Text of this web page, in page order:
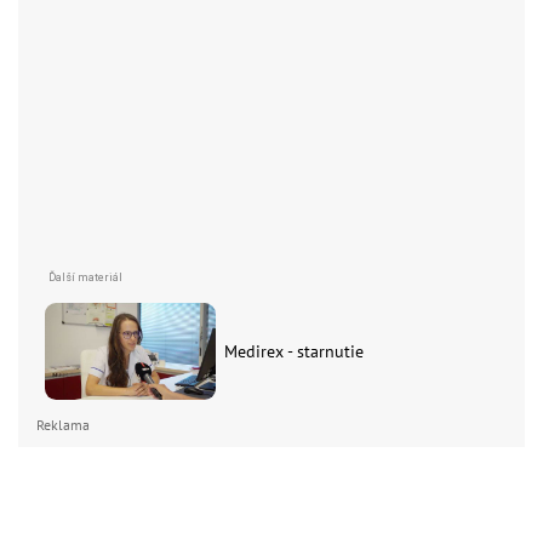
Medirex - starnutie
Reklama